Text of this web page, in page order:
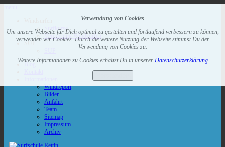
Verwendung von Cookies
Um unsere Webseite für Dich optimal zu gestalten und fortlaufend verbessern zu können,
verwenden wir Cookies. Durch die weitere Nutzung der Webseite stimmst Du der
Verwendung von Cookies zu.
Weitere Informationen zu Cookies erhältst Du in unserer Datenschutzerklärung
Surfkurse
Vermietung Windsurfen
SUP
Blog
Windreport
Bilder
Anfahrt
Team
Sitemap
Impressum
Archiv